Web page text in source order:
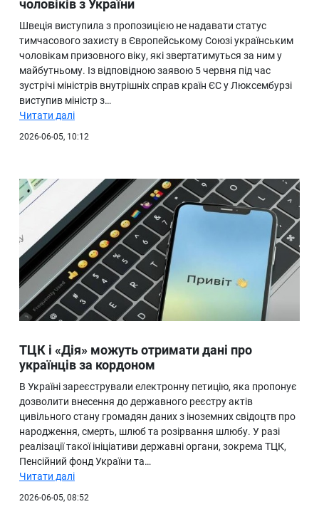
чоловіків з України
Швеція виступила з пропозицією не надавати статус
тимчасового захисту в Європейському Союзі українським
чоловікам призовного віку, які звертатимуться за ним у
майбутньому. Із відповідною заявою 5 червня під час
зустрічі міністрів внутрішніх справ країн ЄС у Люксембурзі
виступив міністр з…
Читати далі
2026-06-05, 10:12
ТЦК і «Дія» можуть отримати дані про
українців за кордоном
В Україні зареєстрували електронну петицію, яка пропонує
дозволити внесення до державного реєстру актів
цивільного стану громадян даних з іноземних свідоцтв про
народження, смерть, шлюб та розірвання шлюбу. У разі
реалізації такої ініціативи державні органи, зокрема ТЦК,
Пенсійний фонд України та…
Читати далі
2026-06-05, 08:52